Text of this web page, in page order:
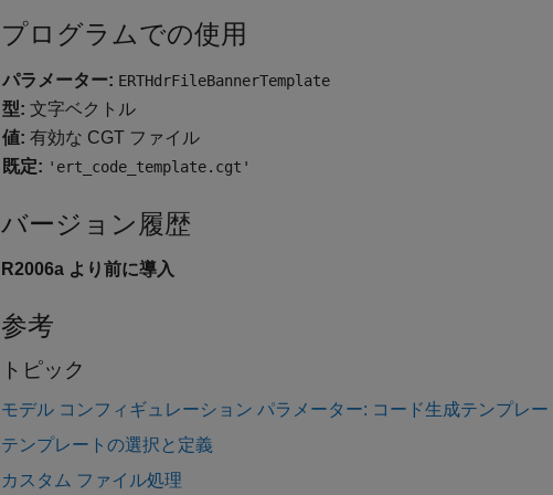
プログラムでの使用
パラメーター: ERTHdrFileBannerTemplate
型: 文字ベクトル
値: 有効な CGT ファイル
既定: 'ert_code_template.cgt'
バージョン履歴
R2006a より前に導入
参考
トピック
モデル コンフィギュレーション パラメーター: コード生成テンプレー
テンプレートの選択と定義
カスタム ファイル処理